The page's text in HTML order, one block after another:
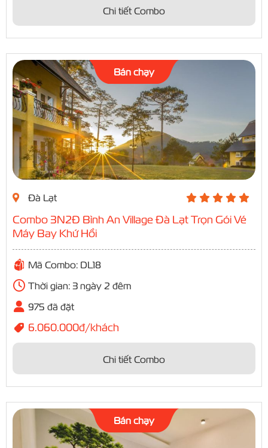
Chi tiết Combo
Bán chạy
Đà Lạt
Combo 3N2Đ Bình An Village Đà Lạt Trọn Gói Vé
Máy Bay Khứ Hồi
Mã Combo: DL18
Thời gian: 3 ngày 2 đêm
975 đã đặt
6.060.000đ/khách
Chi tiết Combo
Bán chạy